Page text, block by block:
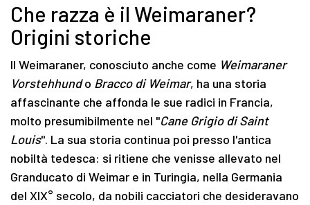
Che razza è il Weimaraner?
Origini storiche
Il Weimaraner, conosciuto anche come Weimaraner
Vorstehhundo Bracco di Weimar, ha una storia
affascinante che affonda le sue radici in Francia,
molto presumibilmente nel "Cane Grigio di Saint
Louis". La sua storia continua poi presso l'antica
nobiltà tedesca: si ritiene che venisse allevato nel
Granducato di Weimar e in Turingia, nella Germania
del XIX° secolo, da nobili cacciatori che desideravano